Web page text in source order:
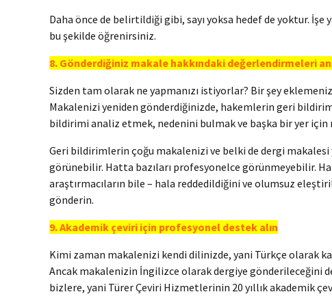
Daha önce de belirtildiği gibi, sayı yoksa hedef de yoktur.
bu şekilde öğrenirsiniz.
8. Gönderdiğiniz makale hakkındaki değerlendirmeleri
Sizden tam olarak ne yapmanızı istiyorlar? Bir şey
Makalenizi yeniden gönderdiğinizde, hakemlerin geri
bildirimi analiz etmek, nedenini bulmak ve başka bir yer için
Geri bildirimlerin çoğu makalenizi ve belki de dergi makalesi
görünebilir. Hatta bazıları profesyonelce görünmeyebilir.
araştırmacıların bile – hala reddedildiğini ve olumsuz
gönderin.
9. Akademik çeviri için profesyonel destek alın
Kimi zaman makalenizi kendi dilinizde, yani Türkçe olarak
Ancak makalenizin İngilizce olarak dergiye gönderileceğini
bizlere, yani Türer Çeviri Hizmetlerinin 20 yıllık akademik